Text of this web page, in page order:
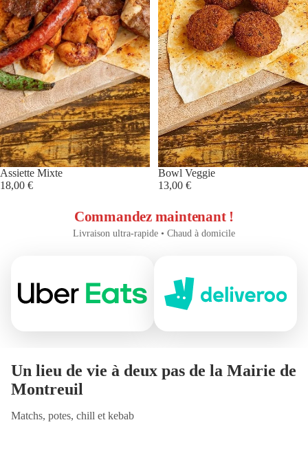
Assiette Mixte
18,00 €
Bowl Veggie
13,00 €
Commandez maintenant !
Livraison ultra-rapide • Chaud à domicile
Un lieu de vie à deux pas de la Mairie de
Montreuil
Matchs, potes, chill et kebab